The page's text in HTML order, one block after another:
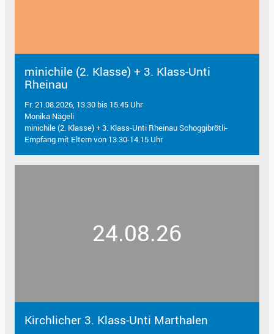
minichile (2. Klasse) + 3. Klass-Unti
Rheinau
Fr. 21.08.2026, 13.30 bis 15.45 Uhr
Monika Nägeli
minichile (2. Klasse) + 3. Klass-Unti Rheinau Schoggibrötli-
Empfang mit Eltern von 13.30-14.15 Uhr
24.08.26
Kirchlicher 3. Klass-Unti Marthalen